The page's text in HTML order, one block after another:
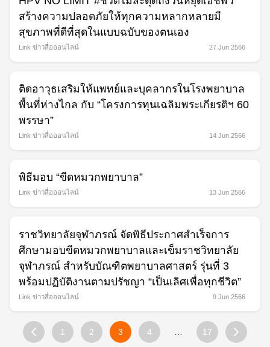
สร้างความปลอดภัยให้ทุกความหลากหลายมี
สุขภาพที่ดีที่สุดในแบบฉบับของตนเอง
Link ข่าวสื่อออนไลน์ 27 Jun 2566
ติดอาวุธเสริมให้แพทย์และบุคลากรในโรงพยาบาล
พื้นที่ห่างไกล กับ “โครงการทุนเฉลิมพระเกียรติฯ 60
พรรษา”
Link ข่าวสื่อออนไลน์ 14 Jun 2566
พิธีมอบ “ขีดหมวกพยาบาล”
Link ข่าวสื่อออนไลน์ 13 Jun 2566
ราชวิทยาลัยจุฬาภรณ์ จัดพิธีประกาศสำเร็จการ
ศึกษามอบขีดหมวกพยาบาลและเข็มราชวิทยาลัย
จุฬาภรณ์ สำหรับบัณฑิตพยาบาลศาสตร์ รุ่นที่ 3
พร้อมปฏิบัติงานตามปรัชญา “เป็นเลิศเพื่อทุกชีวิต”
Link ข่าวสื่อออนไลน์ 9 Jun 2566
1 2 3 4 17